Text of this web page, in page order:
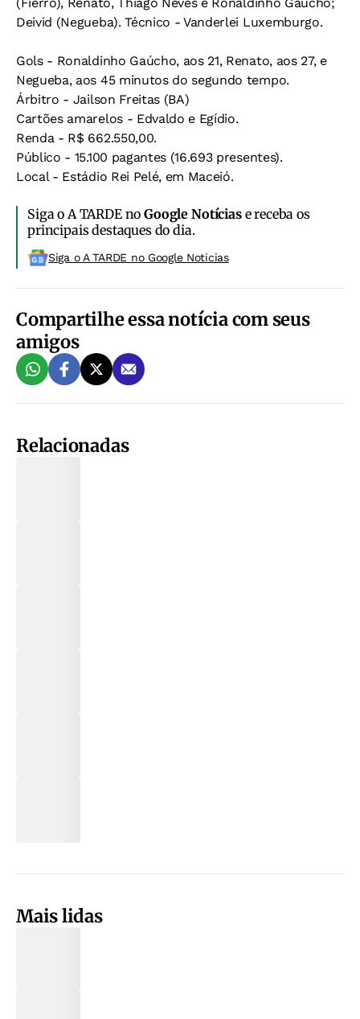
Deivid (Negueba). Técnico - Vanderlei Luxemburgo.
Gols - Ronaldinho Gaúcho, aos 21, Renato, aos 27, e
Negueba, aos 45 minutos do segundo tempo.
Árbitro - Jailson Freitas (BA)
Cartões amarelos - Edvaldo e Egídio.
Renda - R$ 662.550,00.
Público - 15.100 pagantes (16.693 presentes).
Local - Estádio Rei Pelé, em Maceió.
Siga o A TARDE noGoogle Notíciase receba os
principais destaques do dia.
Siga o A TARDE no Google Noticias
Compartilhe essa notícia com seus
amigos
Relacionadas
Mais lidas